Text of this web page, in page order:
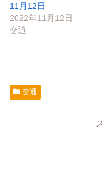
11月12日
2022年11月12日
交通
交通